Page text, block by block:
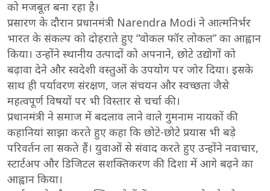
को मजबूत बना रहा है।
प्रसारण के दौरान प्रधानमंत्री Narendra Modi ने आत्मनिर्भर
भारत के संकल्प को दोहराते हुए “वोकल फॉर लोकल” का आह्वान
किया। उन्होंने स्थानीय उत्पादों को अपनाने, छोटे उद्योगों को
बढ़ावा देने और स्वदेशी वस्तुओं के उपयोग पर जोर दिया। इसके
साथ ही पर्यावरण संरक्षण, जल संचयन और स्वच्छता जैसे
महत्वपूर्ण विषयों पर भी विस्तार से चर्चा की।
प्रधानमंत्री ने समाज में बदलाव लाने वाले गुमनाम नायकों की
कहानियां साझा करते हुए कहा कि छोटे-छोटे प्रयास भी बड़े
परिवर्तन ला सकते हैं। युवाओं से संवाद करते हुए उन्होंने नवाचार,
स्टार्टअप और डिजिटल सशक्तिकरण की दिशा में आगे बढ़ने का
आह्वान किया।